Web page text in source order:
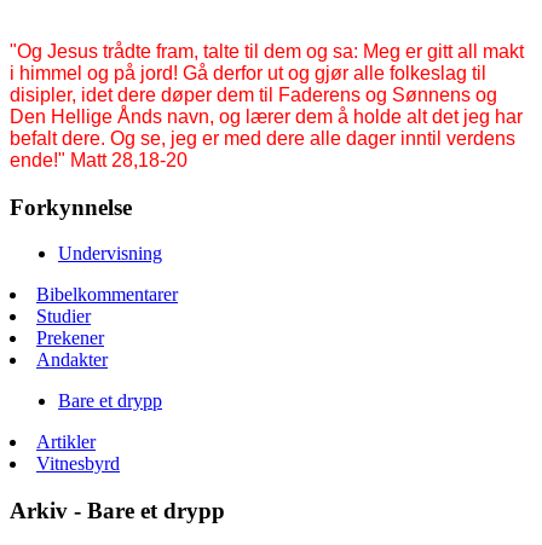
"Og Jesus trådte fram, talte til dem og sa: Meg er gitt all makt
i himmel og på jord! Gå derfor ut og gjør alle folkeslag til
disipler, idet dere døper dem til Faderens og Sønnens og
Den Hellige Ånds navn, og lærer dem å holde alt det jeg har
befalt dere. Og se, jeg er med dere alle dager inntil verdens
ende!" Matt 28,18-20
Forkynnelse
Undervisning
Bibelkommentarer
Studier
Prekener
Andakter
Bare et drypp
Artikler
Vitnesbyrd
Arkiv - Bare et drypp